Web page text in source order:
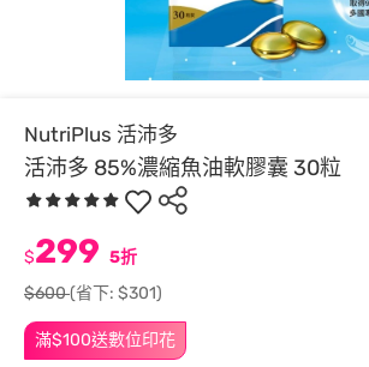
NutriPlus 活沛多
活沛多 85%濃縮魚油軟膠囊 30粒
滿$100送數位印花
$299 5折
$600(省下: $301)